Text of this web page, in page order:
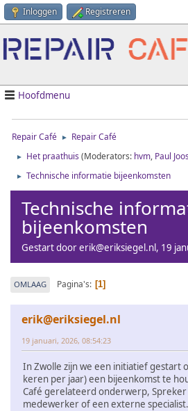
Inloggen Registreren
Hoofdmenu
Repair Café ► Repair Café
► Het praathuis (Moderators: hvm, Paul
► Technische informatie bijeenkomsten
Technische
bijeenkomsten
Gestart door erik@eriksiegel.nl, 19
OMLAAG Pagina's 1
erik@eriksiegel.nl
19 januari, 2026, 08:54:23
In Zwolle zijn we een initiatief gestart
keren per jaar) een bijeenkomst te
Café gerelateerd onderwerp, Spreker
medewerker of een externe